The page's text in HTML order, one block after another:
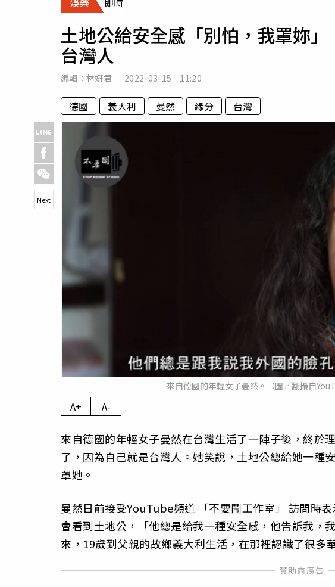
專欄
土地公給安全感「別怕，我罩妳
台灣人
編輯： 林姸君 2022-03-15 11:20
德國 義大利 曼然 緣分 台灣
來自德國的年輕女子曼然。（圖／翻攝自
Next
A+ A-
來自德國的年輕女子曼然在台灣生活了一陣子後，終於
了，因為自己就是台灣人。她笑說，土地公總給她一種
罩她。
曼然日前接受YouTube頻道 「不要鬧工作室」
訪問時
會看到土地公，「他總是給我一種安全感，他告訴我，
來，19歲到父親的故鄉義大利生活，在那裡認識了很多